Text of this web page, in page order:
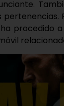
procedido